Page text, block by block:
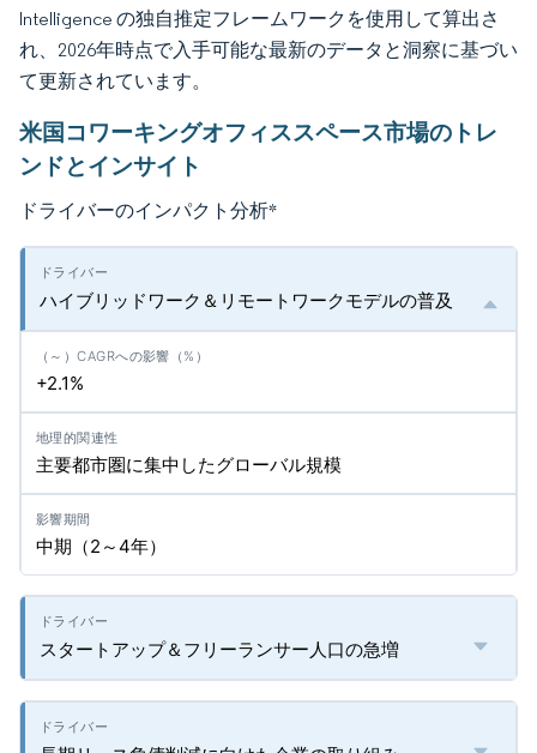
Intelligence の独自推定フレームワークを使用して算出さ
れ、2026年時点で入手可能な最新のデータと洞察に基づい
て更新されています。
米国コワーキングオフィススペース市場のトレ
ンドとインサイト
ドライバーのインパクト分析*
ハイブリッドワーク＆リモートワークモデルの普及
+2.1%
主要都市圏に集中したグローバル規模
中期（2～4年）
スタートアップ＆フリーランサー人口の急増